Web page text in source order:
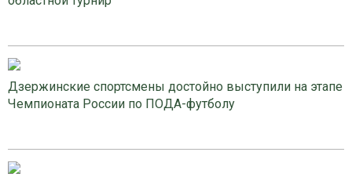
Дзержинские спортсмены достойно выступили на этапе
Чемпионата России по ПОДА-футболу